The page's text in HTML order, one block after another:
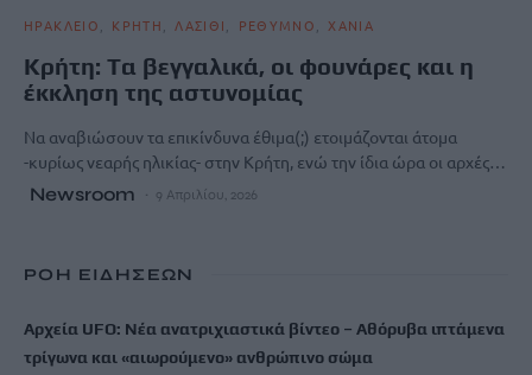
ΗΡΑΚΛΕΙΟ ΚΡΗΤΗ ΛΑΣΙΘΙ ΡΕΘΥΜΝΟ ΧΑΝΙΑ
Κρήτη: Tα βεγγαλικά, οι φουνάρες και η
έκκληση της αστυνομίας
Να αναβιώσουν τα επικίνδυνα έθιμα(;) ετοιμάζονται άτομα
-κυρίως νεαρής ηλικίας- στην Κρήτη, ενώ την ίδια ώρα οι αρχές…
Newsroom 9 Απριλίου, 2026
ΡΟΗ ΕΙΔΗΣΕΩΝ
Αρχεία UFO: Νέα ανατριχιαστικά βίντεο – Αθόρυβα ιπτάμενα
τρίγωνα και «αιωρούμενo» ανθρώπινo σώμα